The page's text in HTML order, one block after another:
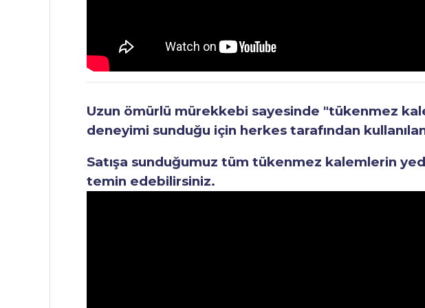
Uzun ömürlü mürekkebi sayesinde "tükenmez
deneyimi sunduğu için herkes tarafından
Satışa sunduğumuz tüm tükenmez kalemlerin
temin edebilirsiniz.